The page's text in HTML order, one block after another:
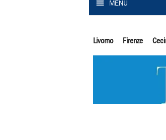
MENU
Livorno Firenze